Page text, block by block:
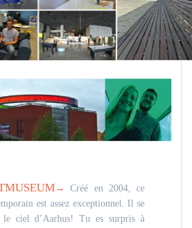
→Créé en 2004, ce
est assez exceptionnel. Il se
le ciel d’Aarhus! Tu es surpris à